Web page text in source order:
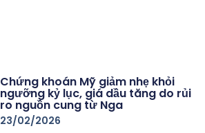
Chứng khoán Mỹ giảm nhẹ khỏi
ngưỡng kỷ lục, giá dầu tăng do rủi
ro nguồn cung từ Nga
23/02/2026